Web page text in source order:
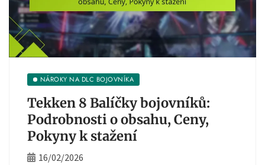
NÁROKY NA DLC BOJOVNÍKA
Tekken 8 Balíčky bojovníků:
Podrobnosti o obsahu, Ceny,
Pokyny k stažení
16/02/2026